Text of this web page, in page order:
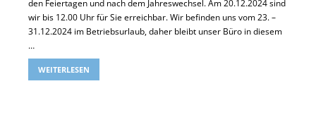
den Feiertagen und nach dem Jahreswechsel. Am 20.12.2024 sind
wir bis 12.00 Uhr für Sie erreichbar. Wir befinden uns vom 23. –
31.12.2024 im Betriebsurlaub, daher bleibt unser Büro in diesem
…
WEITERLESEN